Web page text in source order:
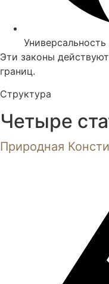
Универсальность
Эти законы
границ.
Структура
Четыре
Природная